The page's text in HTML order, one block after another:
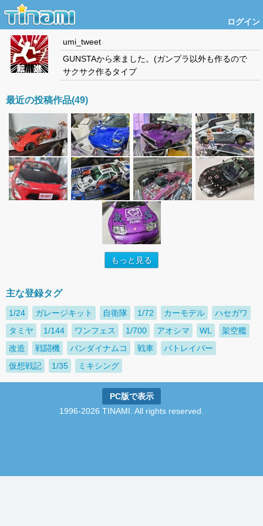
ログイン
umi_tweet
GUNSTAから来ました。(ガンプラ以外も作るので
サクサク作るタイプ
最近の投稿作品(49)
もっと見る
主な登録タグ
1/24 ガレージキット 自衛隊 1/72 カーモデル
ハセガワ
タミヤ
1/144 ワンフェス 1/700 アオシマ WL
架空艦
改造
戦闘機 バンダイナムコ 戦車
パトレイバー
仮想戦記
1/35 ミキシング
PC版で表示
1996-2026 TINAMI. All rights reserved.